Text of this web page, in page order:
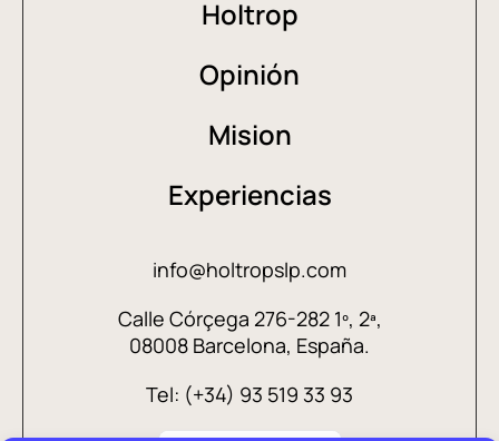
Holtrop
Opinión
Mision
Experiencias
info@holtropslp.com
Calle Córçega 276-282 1º, 2ª,
08008 Barcelona, España.
Tel: (+34) 93 519 33 93